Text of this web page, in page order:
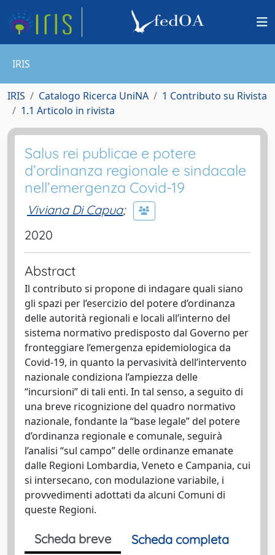
IRIS
IRIS Catalogo Ricerca UniNA
1 Contributo su Rivista
1.1 Articolo in rivista
Salus rei publicae e potere
d’ordinanza regionale e sindacale
nell’emergenza Covid-19
Viviana Di Capua;
2020
Abstract
Il contributo si propone di indagare quali siano
gli spazi per l’esercizio del potere d’ordinanza
delle autorità regionali e locali all’interno del
sistema normativo predisposto dal Governo per
fronteggiare l’emergenza epidemiologica da
Covid-19, in quanto la pervasività dell’intervento
nazionale condiziona l’ampiezza delle
“incursioni” di tali enti. In tal senso, a seguito di
una breve ricognizione del quadro normativo
nazionale, fondante la “base legale” del potere
d’ordinanza regionale e comunale, seguirà
l’analisi “sul campo” delle ordinanze emanate
dalle Regioni Lombardia, Veneto e Campania, cui
si intersecano, con modulazione variabile, i
provvedimenti adottati da alcuni Comuni di
queste Regioni.
Scheda breve
Scheda completa